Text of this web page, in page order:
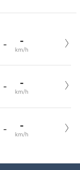
- -
km/h
- -
km/h
- -
km/h